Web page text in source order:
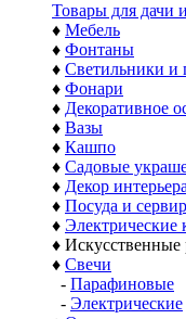
Товары для дачи
♦ Мебель
♦ Фонтаны
♦ Светильники и
♦ Фонари
♦ Декоративное
♦ Вазы
♦ Кашпо
♦ Садовые
♦ Декор интерьера
♦ Посуда и
♦ Электрические
♦ Искусственные
♦ Свечи
- Парафиновые
- Электрические